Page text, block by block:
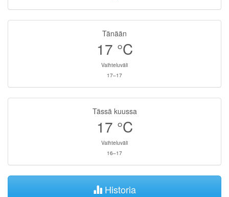
Tänään
17 °C
Vaihteluväli
17–17
Tässä kuussa
17 °C
Vaihteluväli
16–17
Historia